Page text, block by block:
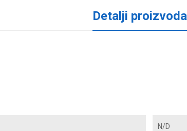
Detalji proizvoda
N/D